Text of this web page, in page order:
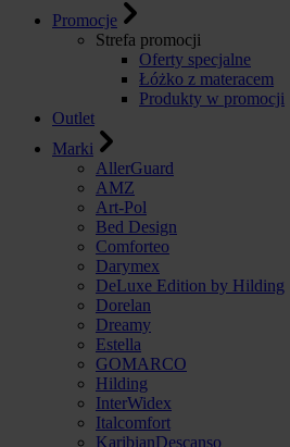
Promocje
Strefa promocji
Oferty specjalne
Łóżko z materacem
Produkty w promocji
Outlet
Marki
AllerGuard
AMZ
Art-Pol
Bed Design
Comforteo
Darymex
DeLuxe Edition by Hilding
Dorelan
Dreamy
Estella
GOMARCO
Hilding
InterWidex
Italcomfort
KaribianDescanso